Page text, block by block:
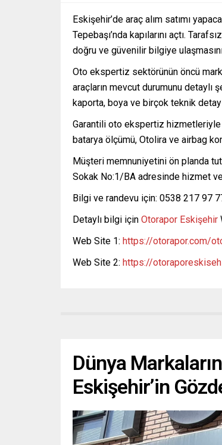
Eskişehir’de araç alım satımı
Tepebaşı’nda kapılarını açtı.
doğru ve güvenilir bilgiye
Oto ekspertiz sektörünün öncü
araçların mevcut durumunu
kaporta, boya ve birçok teknik
Garantili oto ekspertiz
batarya ölçümü, Otolira ve airbag
Müşteri memnuniyetini ön planda
Sokak No:1/BA adresinde hizmet
Bilgi ve randevu için: 0538 217 97
Detaylı bilgi için Otorapor Eskişehir
Web Site 1: https://otorapor.com/
Web Site 2: https://
Dünya
Eskişehir’in